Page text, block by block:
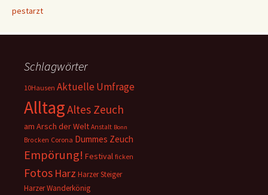
pestarzt
Schlagwörter
10Hausen Aktuelle Umfrage
AlltagAltes Zeuch
am Arsch der Welt Anstalt Bonn
Brocken Corona Dummes Zeuch
Empörung! Festival ficken
Fotos Harz Harzer Steiger
Harzer Wanderkönig